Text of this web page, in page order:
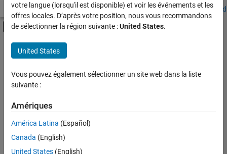
Accueil Explorer nos opportunités Adresses de nos bureaux
Activer/désactiver l'affichage du menu
Contenu principal
FILTRER PAR
Infrastructure et architecture
Gestion des programmes
Ingénierie de la qualité
Enregistrer
votre langue (lorsqu'il est disponible) et voir les événements et les
offres locales. D’après votre position, nous vous recommandons
de sélectionner la région suivante :United States.
United States
Vous pouvez également sélectionner un site web dans la liste
suivante :
Amériques
América Latina (Español)
Canada (English)
United States (English)